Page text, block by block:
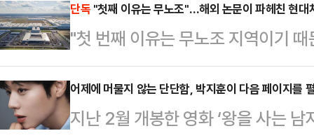
다. 오 후보는 "오세훈 개인의 승리
민의 승리다"라고 강조했다.오 후
기자회견을 열고 "서울의 미래가
가 켜졌다"며 이같이 말했다.이어 "
각하지 않는다"며 "계층 이동 사다
단독 "첫째 이유는 무노조"…해외 논문이 파헤친 현대
"첫 번째 이유는 무노조 지역이기
자동차그룹 메타플랜트(HMGMA)
계자의 이 발언이 최근 해외 학계의
생한 현대차 메타플랜트 관련 이민
어제에 머물지 않는 단단함, 박지훈이 다음 페이지를
지난 2월 개봉한 영화 ‘왕을 사는